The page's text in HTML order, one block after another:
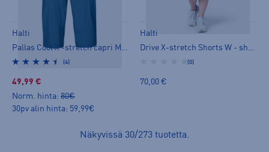
Halti
(4)
49,99 €
Norm. hinta: 80€
30pv alin hinta: 59,99€
Halti
(0)
70,00 €
Näkyvissä 30/273 tuotetta.